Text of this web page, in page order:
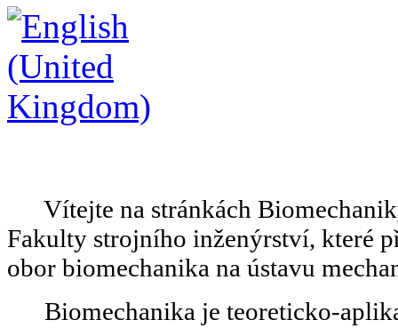
Vítejte na stránkách
Fakulty strojního inženýrství, které
obor biomechanika na ústavu
Biomechanika je teoreticko-